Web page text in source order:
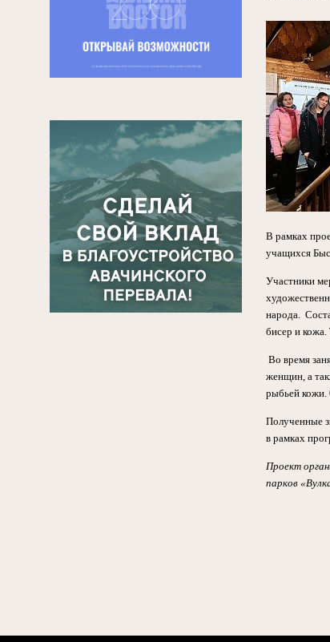
В рамках
учащихся
Участники
народа.
бисер и кожа.
Во время
женщин, а
рыбьей кожи.
Полученные
в рамках
Проект
парков